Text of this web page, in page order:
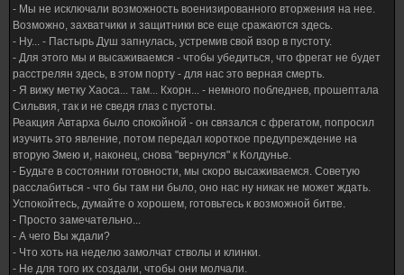
- Мы не исключали возможность военизированного вторжения на нее.
Возможно, захватчики и защитники все еще сражаются здесь.
- Ну... - Пастырь Душ запнулась, устремив свой взор в пустоту.
- Для этого мы и высаживаемся - чтобы убедиться, что фрегат не будет
расстрелян здесь, в этом порту - для нас это верная смерть.
- Я вижу метку Хаоса... там... Кхорн... - немного побледнев, прошептала
Сильвия, так и не сведя глаз с пустоты.
Реакция Автарха было спокойной - он связался с фрегатом, попросил
изучить это явление, потом передал короткое предупреждение на
вторую Змею и, наконец, снова "вернулся" к Колдунье.
- Будьте в состоянии готовности, мы скоро высаживаемся. Советую
расслабиться - что бы там ни было, оно нас ну никак не может ждать.
Успокойтесь, думайте о хорошем, готовьтесь к возможной битве.
- Просто замечательно...
- А чего Вы ждали?
- Что хоть на неделю замолчат стволы и клинки.
- Не для того их создали, чтобы они молчали.